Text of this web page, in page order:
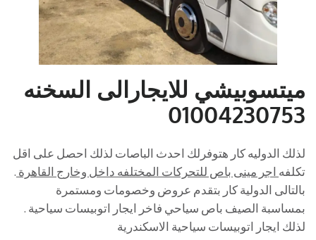
ميتسوبيشي للايجارالى السخنه
01004230753
لذلك الدوليه كار هتوفرلك احدث الباصات لذلك احصل على اقل
تكلفه اجر مينى باص للتحركات المختلفه داخل وخارج القاهرة .
بالتالى الدولية كار بتقدم عروض وخصومات ومستمرة
بمساسبة الصيف باص سياحي فاخر ايجار اتوبيسات سياحية .
لذلك ايجار اتوبيسات سياحية الاسكندرية